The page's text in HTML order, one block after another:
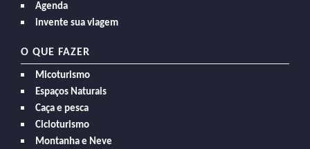
Agenda
invente sua viagem
O QUE FAZER
Micoturismo
Espaços Naturais
Caça e pesca
Cicloturismo
Montanha e Neve